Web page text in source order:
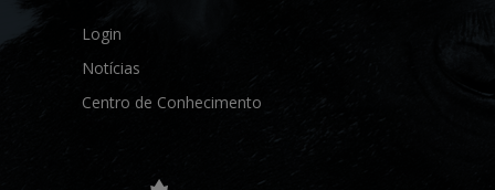
Login
Notícias
Centro de Conhecimento